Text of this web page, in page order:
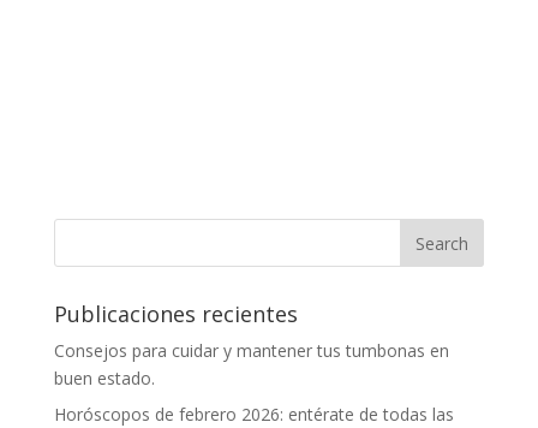
Publicaciones recientes
Consejos para cuidar y mantener tus tumbonas en
buen estado.
Horóscopos de febrero 2026: entérate de todas las